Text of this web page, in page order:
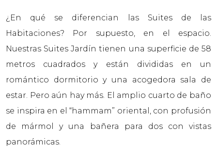
¿En qué se diferencian las Suites de las
Habitaciones? Por supuesto, en el espacio.
Nuestras Suites Jardín tienen una superficie de 58
metros cuadrados y están divididas en un
romántico dormitorio y una acogedora sala de
estar. Pero aún hay más. El amplio cuarto de baño
se inspira en el “hammam” oriental, con profusión
de mármol y una bañera para dos con vistas
panorámicas.